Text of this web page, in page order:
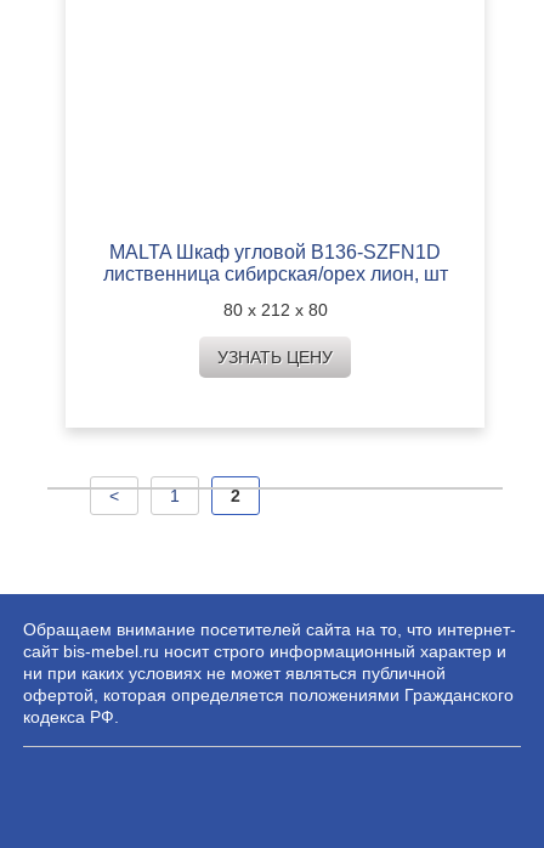
MALTA Шкаф угловой B136-SZFN1D
лиственница сибирская/орех лион, шт
80 х 212 х 80
УЗНАТЬ ЦЕНУ
< 1 2
Обращаем внимание посетителей сайта на то, что интернет-
сайт bis-mebel.ru носит строго информационный характер и
ни при каких условиях не может являться публичной
офертой, которая определяется положениями Гражданского
кодекса РФ.